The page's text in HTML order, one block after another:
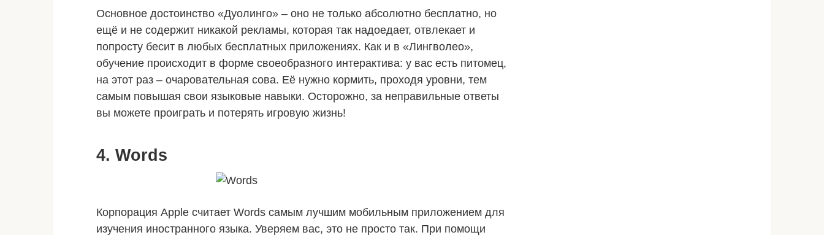
Основное достоинство «Дуолинго» – оно не только абсолютно бесплатно, но
ещё и не содержит никакой рекламы, которая так надоедает, отвлекает и
попросту бесит в любых бесплатных приложениях. Как и в «Лингволео»,
обучение происходит в форме своеобразного интерактива: у вас есть питомец,
на этот раз – очаровательная сова. Её нужно кормить, проходя уровни, тем
самым повышая свои языковые навыки. Осторожно, за неправильные ответы
вы можете проиграть и потерять игровую жизнь!
4. Words
Корпорация Apple считает Words самым лучшим мобильным приложением для
изучения иностранного языка. Уверяем вас, это не просто так. При помощи